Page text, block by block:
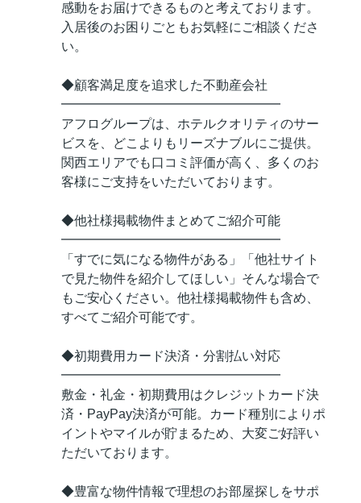
感動をお届けできるものと考えております。
入居後のお困りごともお気軽にご相談くださ
い。
◆顧客満足度を追求した不動産会社
━━━━━━━━━━━━━━━━━
アフログループは、ホテルクオリティのサー
ビスを、どこよりもリーズナブルにご提供。
関西エリアでも口コミ評価が高く、多くのお
客様にご支持をいただいております。
◆他社様掲載物件まとめてご紹介可能
━━━━━━━━━━━━━━━━━
「すでに気になる物件がある」「他社サイト
で見た物件を紹介してほしい」そんな場合で
もご安心ください。他社様掲載物件も含め、
すべてご紹介可能です。
◆初期費用カード決済・分割払い対応
━━━━━━━━━━━━━━━━━
敷金・礼金・初期費用はクレジットカード決
済・PayPay決済が可能。カード種別によりポ
イントやマイルが貯まるため、大変ご好評い
ただいております。
◆豊富な物件情報で理想のお部屋探しをサポ